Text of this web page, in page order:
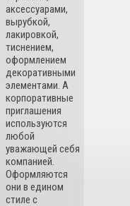
аксессуарами,
вырубкой,
лакировкой,
тиснением,
оформлением
декоративными
элементами. А
корпоративные
приглашения
используются
любой
уважающей себя
компанией.
Оформляются
они в едином
стиле с